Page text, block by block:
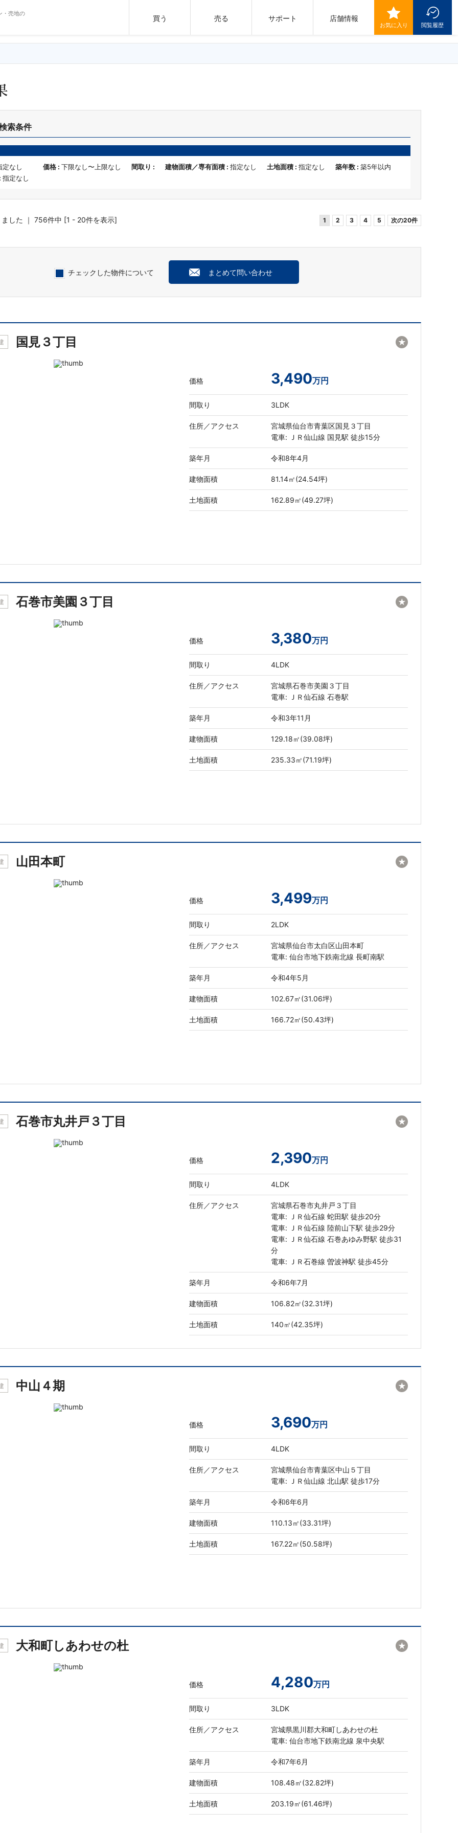
・売地の
買う 売る サポート 店舗情報
お気に入り 閲覧履歴
索条件
定なし 価格 : 下限なし〜上限なし 間取り : 建物面積／専有面積 : 指定なし 土地面積 : 指定なし 築年数 : 築5年以内
指定なし
した ｜ 756件中 [1 - 20件を表示] 1 2 3 4 5 次の20件
チェックした物件について まとめて問い合わせ
国見３丁目
価格 3,490万円
間取り 3LDK
住所／アクセス
宮城県仙台市青葉区国見３丁目
電車: ＪＲ仙山線 国見駅 徒歩15分
築年月 令和8年4月
建物面積 81.14㎡(24.54坪)
土地面積 162.89㎡(49.27坪)
★
石巻市美園３丁目
価格 3,380万円
間取り 4LDK
住所／アクセス
宮城県石巻市美園３丁目
電車: ＪＲ仙石線 石巻駅
築年月 令和3年11月
建物面積 129.18㎡(39.08坪)
土地面積 235.33㎡(71.19坪)
★
山田本町
価格 3,499万円
間取り 2LDK
住所／アクセス
宮城県仙台市太白区山田本町
電車: 仙台市地下鉄南北線 長町南駅
築年月 令和4年5月
建物面積 102.67㎡(31.06坪)
土地面積 166.72㎡(50.43坪)
★
石巻市丸井戸３丁目
価格 2,390万円
間取り 4LDK
住所／アクセス
宮城県石巻市丸井戸３丁目
電車: ＪＲ仙石線 蛇田駅 徒歩20分
電車: ＪＲ仙石線 陸前山下駅 徒歩29分
電車: ＪＲ仙石線 石巻あゆみ野駅 徒歩31
分
電車: ＪＲ石巻線 曽波神駅 徒歩45分
築年月 令和6年7月
建物面積 106.82㎡(32.31坪)
土地面積 140㎡(42.35坪)
★
中山４期
価格 3,690万円
間取り 4LDK
住所／アクセス
宮城県仙台市青葉区中山５丁目
電車: ＪＲ仙山線 北山駅 徒歩17分
築年月 令和6年6月
建物面積 110.13㎡(33.31坪)
土地面積 167.22㎡(50.58坪)
★
大和町しあわせの杜
価格 4,280万円
間取り 3LDK
住所／アクセス
宮城県黒川郡大和町しあわせの杜
電車: 仙台市地下鉄南北線 泉中央駅
築年月 令和7年6月
建物面積 108.48㎡(32.82坪)
土地面積 203.19㎡(61.46坪)
★